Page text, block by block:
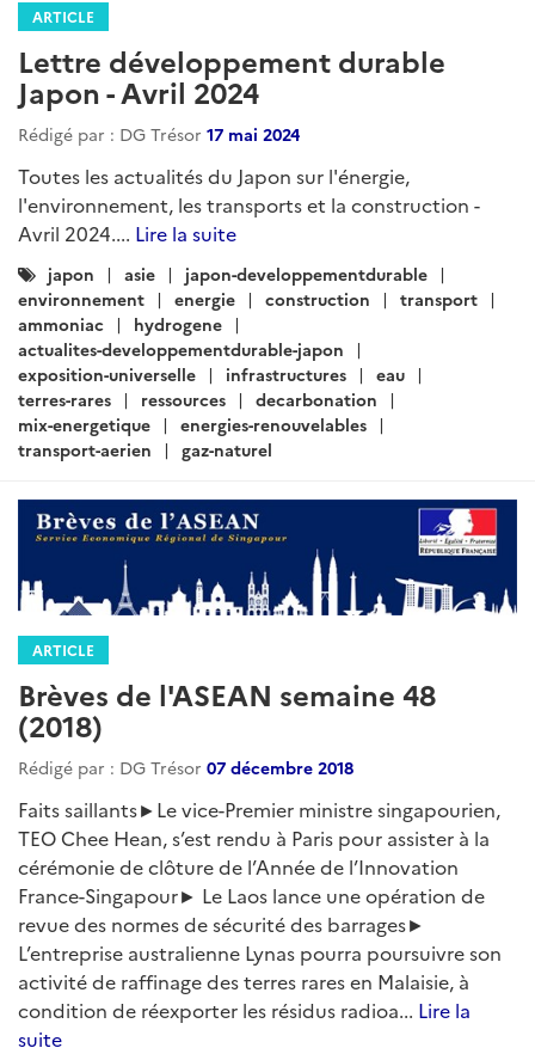
ARTICLE
Lettre développement durable
Japon - Avril 2024
Rédigé par : DG Trésor 17 mai 2024
Toutes les actualités du Japon sur l'énergie,
l'environnement, les transports et la construction -
Avril 2024.... Lire la suite
Catégories
:
japon asie
japon-developpementdurable
environnement
energie construction
transport
ammoniac
hydrogene
actualites-developpementdurable-japon
exposition-universelle
infrastructures
eau
terres-rares
ressources
decarbonation
mix-energetique
energies-renouvelables
transport-aerien
gaz-naturel
ARTICLE
Brèves de l'ASEAN semaine 48
(2018)
Rédigé par : DG Trésor 07 décembre 2018
Faits saillants►Le vice-Premier ministre singapourien,
TEO Chee Hean, s’est rendu à Paris pour assister à la
cérémonie de clôture de l’Année de l’Innovation
France-Singapour► Le Laos lance une opération de
revue des normes de sécurité des barrages►
L’entreprise australienne Lynas pourra poursuivre son
activité de raffinage des terres rares en Malaisie, à
condition de réexporter les résidus radioa... Lire la
suite